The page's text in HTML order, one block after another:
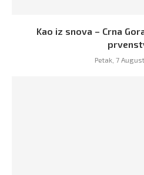
Kao iz snova – Crna
Petak, 7